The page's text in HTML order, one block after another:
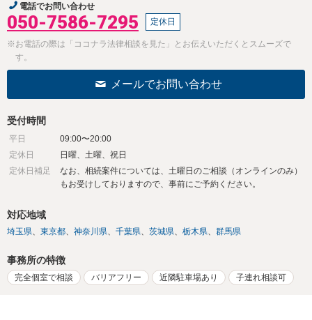
電話でお問い合わせ
050-7586-7295 定休日
※お電話の際は「ココナラ法律相談を見た」とお伝えいただくとスムーズで
す。
メールでお問い合わせ
受付時間
平日
09:00〜20:00
定休日
日曜、土曜、祝日
定休日補足
なお、相続案件については、土曜日のご相談（オンラインのみ）
もお受けしておりますので、事前にご予約ください。
対応地域
埼玉県 東京都 神奈川県 千葉県 茨城県 栃木県 群馬県
事務所の特徴
完全個室で相談 バリアフリー 近隣駐車場あり 子連れ相談可